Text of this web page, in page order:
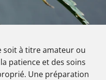
soit à titre amateur ou
patience et des soins
Une préparation